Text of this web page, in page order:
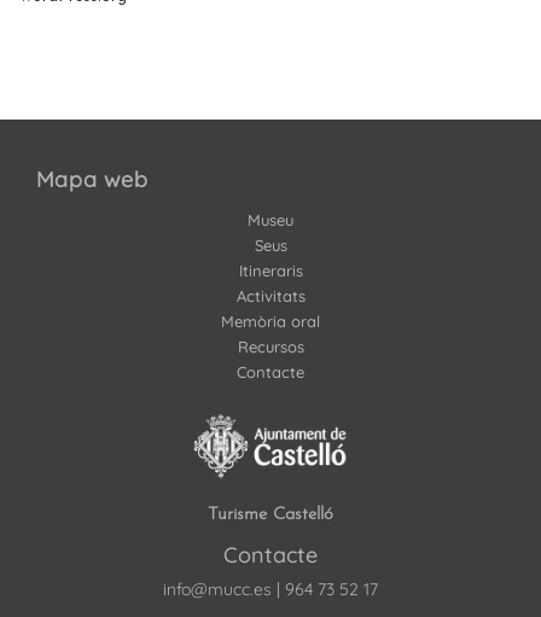
Mapa web
Museu
Seus
Itineraris
Activitats
Memòria oral
Recursos
Contacte
Turisme Castelló
Contacte
info@mucc.es | 964 73 52 17